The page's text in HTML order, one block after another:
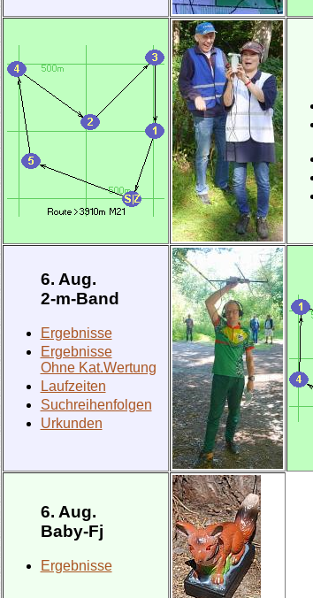
6. Aug.
2-m-Band
Ergebnisse
Ergebnisse
Ohne Kat.Wertung
Laufzeiten
Suchreihenfolgen
Urkunden
6. Aug.
Baby-Fj
Ergebnisse